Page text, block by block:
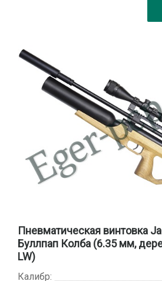
Пневматическая винтовка
Буллпап Колба (6.35 мм,
LW)
Калибр: